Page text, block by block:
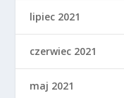
lipiec 2021
czerwiec 2021
maj 2021